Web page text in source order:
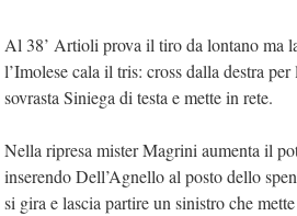
Al 38’ Artioli prova il tiro da lontano ma
l’Imolese cala il tris: cross dalla destra
sovrasta Siniega di testa e mette in rete.
Nella ripresa mister Magrini aumenta il
inserendo Dell’Agnello al posto dello
si gira e lascia partire un sinistro che